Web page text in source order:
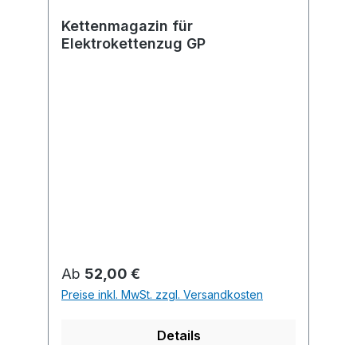
Kettenmagazin für
Elektrokettenzug GP
Regulärer Preis:
Ab 52,00 €
Preise inkl. MwSt. zzgl. Versandkosten
Details